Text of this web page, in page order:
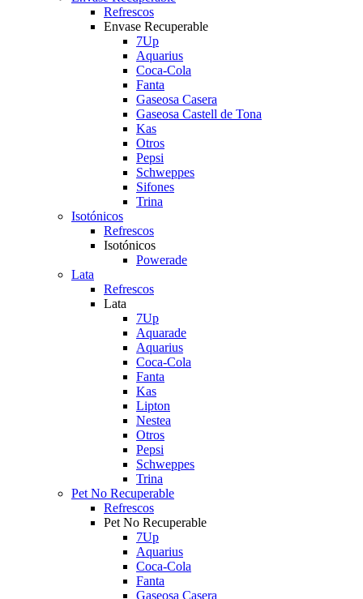
Refrescos
Envase Recuperable
7Up
Aquarius
Coca-Cola
Fanta
Gaseosa Casera
Gaseosa Castell de Tona
Kas
Otros
Pepsi
Schweppes
Sifones
Trina
Isotónicos
Refrescos
Isotónicos
Powerade
Lata
Refrescos
Lata
7Up
Aquarade
Aquarius
Coca-Cola
Fanta
Kas
Lipton
Nestea
Otros
Pepsi
Schweppes
Trina
Pet No Recuperable
Refrescos
Pet No Recuperable
7Up
Aquarius
Coca-Cola
Fanta
Gaseosa Casera